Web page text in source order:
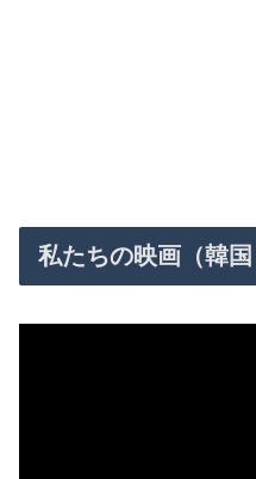
私たちの映画（韓